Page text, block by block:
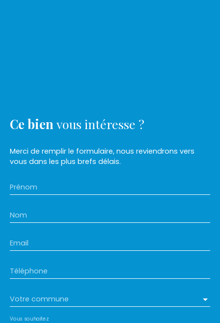
Ce bien vous intéresse ?
Merci de remplir le formulaire, nous reviendrons vers
vous dans les plus brefs délais.
Prénom
Nom
Email
Téléphone
Votre commune
Vous souhaitez